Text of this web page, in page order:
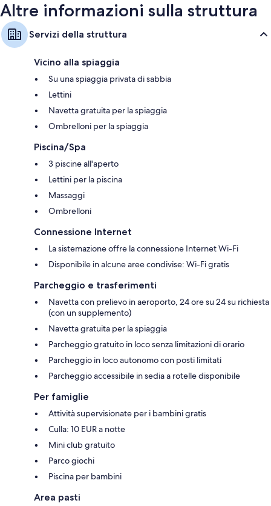
Altre informazioni sulla struttura
Servizi della struttura
Vicino alla spiaggia
Su una spiaggia privata di sabbia
Lettini
Navetta gratuita per la spiaggia
Ombrelloni per la spiaggia
Piscina/Spa
3 piscine all'aperto
Lettini per la piscina
Massaggi
Ombrelloni
Connessione Internet
La sistemazione offre la connessione Internet Wi-Fi
Disponibile in alcune aree condivise: Wi-Fi gratis
Parcheggio e trasferimenti
Navetta con prelievo in aeroporto, 24 ore su 24 su richiesta
(con un supplemento)
Navetta gratuita per la spiaggia
Parcheggio gratuito in loco senza limitazioni di orario
Parcheggio in loco autonomo con posti limitati
Parcheggio accessibile in sedia a rotelle disponibile
Per famiglie
Attività supervisionate per i bambini gratis
Culla: 10 EUR a notte
Mini club gratuito
Parco giochi
Piscina per bambini
Area pasti